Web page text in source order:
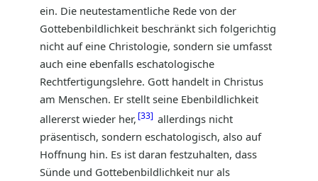
ein. Die neutestamentliche Rede von der
Gottebenbildlichkeit beschränkt sich folgerichtig
nicht auf eine Christologie, sondern sie umfasst
auch eine ebenfalls eschatologische
Rechtfertigungslehre. Gott handelt in Christus
am Menschen. Er stellt seine Ebenbildlichkeit
allererst wieder her, 33 allerdings nicht
präsentisch, sondern eschatologisch, also auf
Hoffnung hin. Es ist daran festzuhalten, dass
Sünde und Gottebenbildlichkeit nur als